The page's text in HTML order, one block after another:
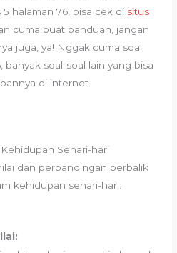
halaman 76, bisa cek di situs
cuma buat panduan, jangan
juga, ya! Nggak cuma soal
banyak soal-soal lain yang bisa
di internet.
Sehari-hari
dan perbandingan berbalik
kehidupan sehari-hari.